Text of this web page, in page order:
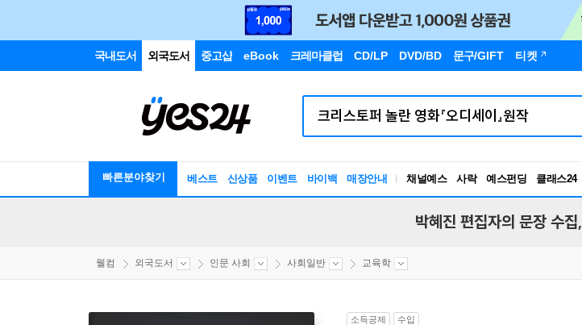
국내도서 외국도서 중고샵 eBook 크레마클럽 CD/LP DVD/BD 문구/GIFT 티켓
빠른분야찾기 베스트 신상품 이벤트 바이백 매장안내 채널예스 사락 예스펀딩 클래스24
박혜진 편집자의 문장 수집,
웰컴 외국도서 인문 사회 사회일반 교육학
소득공제 수입